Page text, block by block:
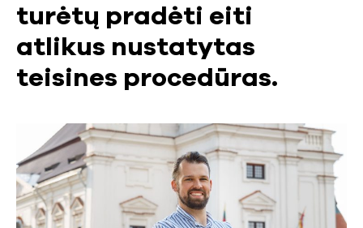
turėtų pradėti eiti
atlikus nustatytas
teisines procedūras.